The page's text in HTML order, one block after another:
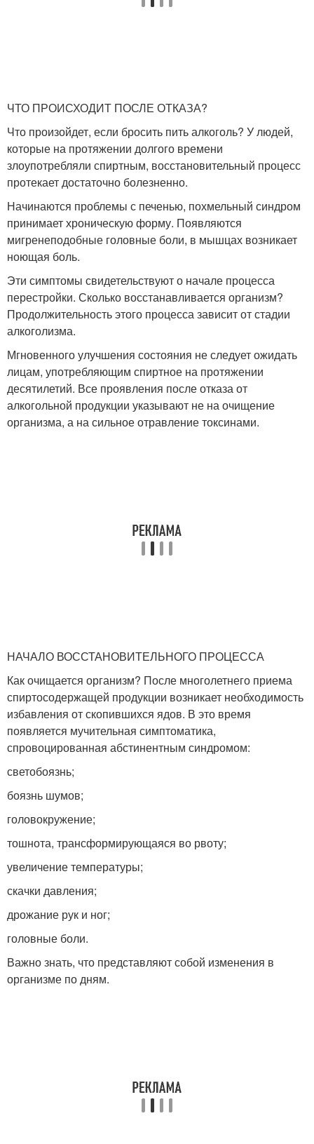
ЧТО ПРОИСХОДИТ ПОСЛЕ ОТКАЗА?
Что произойдет, если бросить пить алкоголь? У людей,
которые на протяжении долгого времени
злоупотребляли спиртным, восстановительный процесс
протекает достаточно болезненно.
Начинаются проблемы с печенью, похмельный синдром
принимает хроническую форму. Появляются
мигренеподобные головные боли, в мышцах возникает
ноющая боль.
Эти симптомы свидетельствуют о начале процесса
перестройки. Сколько восстанавливается организм?
Продолжительность этого процесса зависит от стадии
алкоголизма.
Мгновенного улучшения состояния не следует ожидать
лицам, употребляющим спиртное на протяжении
десятилетий. Все проявления после отказа от
алкогольной продукции указывают не на очищение
организма, а на сильное отравление токсинами.
НАЧАЛО ВОССТАНОВИТЕЛЬНОГО ПРОЦЕССА
Как очищается организм? После многолетнего приема
спиртосодержащей продукции возникает необходимость
избавления от скопившихся ядов. В это время
появляется мучительная симптоматика,
спровоцированная абстинентным синдромом:
светобоязнь;
боязнь шумов;
головокружение;
тошнота, трансформирующаяся во рвоту;
увеличение температуры;
скачки давления;
дрожание рук и ног;
головные боли.
Важно знать, что представляют собой изменения в
организме по дням.